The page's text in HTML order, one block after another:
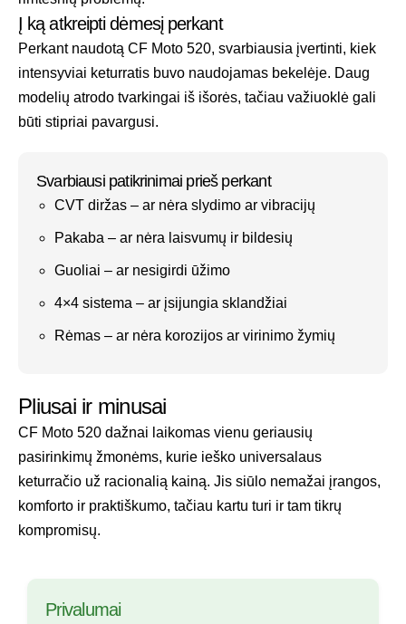
Į ką atkreipti dėmesį perkant
Perkant naudotą CF Moto 520, svarbiausia įvertinti, kiek
intensyviai keturratis buvo naudojamas bekelėje. Daug
modelių atrodo tvarkingai iš išorės, tačiau važiuoklė gali
būti stipriai pavargusi.
Svarbiausi patikrinimai prieš perkant
CVT diržas – ar nėra slydimo ar vibracijų
Pakaba – ar nėra laisvumų ir bildesių
Guoliai – ar nesigirdi ūžimo
4×4 sistema – ar įsijungia sklandžiai
Rėmas – ar nėra korozijos ar virinimo žymių
Pliusai ir minusai
CF Moto 520 dažnai laikomas vienu geriausių
pasirinkimų žmonėms, kurie ieško universalaus
keturračio už racionalią kainą. Jis siūlo nemažai įrangos,
komforto ir praktiškumo, tačiau kartu turi ir tam tikrų
kompromisų.
Privalumai